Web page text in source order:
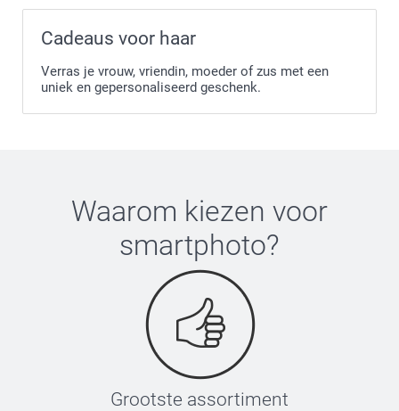
Cadeaus voor haar
Verras je vrouw, vriendin, moeder of zus met een
uniek en gepersonaliseerd geschenk.
Waarom kiezen voor
smartphoto?
Grootste assortiment